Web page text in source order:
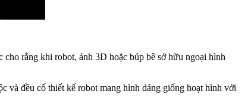
rằng khi robot, ảnh 3D hoặc búp bê sở hữu ngoại hình
và đều cố thiết kế robot mang hình dáng giống hoạt hình với